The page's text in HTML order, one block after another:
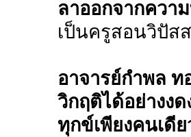
ลาออกจากควา
เป็นครูสอนวิปัส
อาจารย์กำพล
วิกฤติได้อย่างง
ทุกข์เพียงคนเดี